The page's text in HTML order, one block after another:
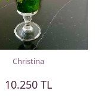
Christina
10.250 TL